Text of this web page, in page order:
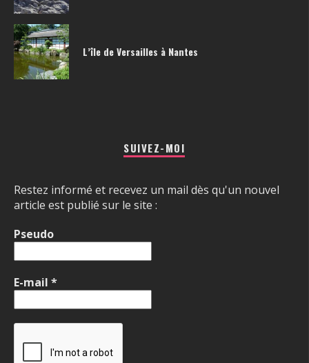
L’île de Versailles à Nantes
SUIVEZ-MOI
Restez informé et recevez un mail dès qu'un nouvel
article est publié sur le site :
Pseudo
E-mail *